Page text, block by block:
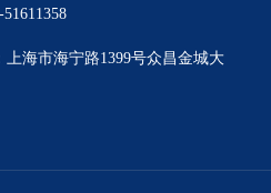
上海市海宁路1399号众昌金城大